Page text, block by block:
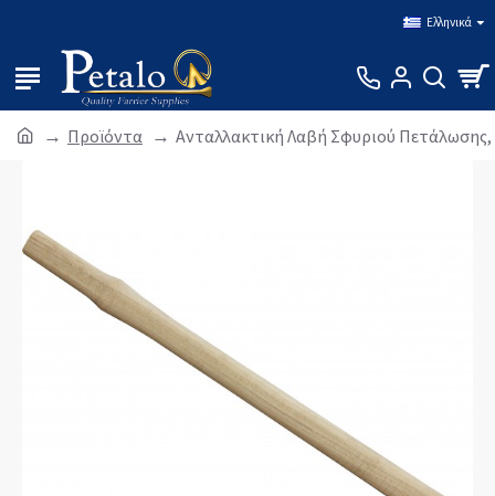
Ελληνικά
Προϊόντα Ανταλλακτική Λαβή Σφυριού Πετάλωσης,